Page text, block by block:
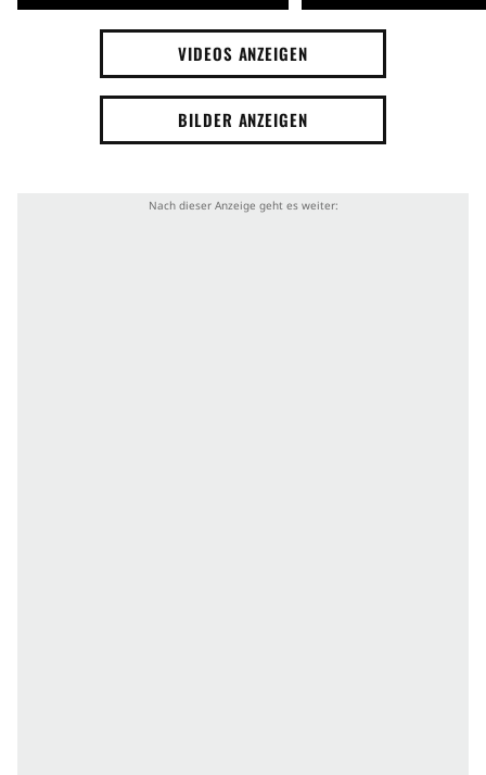
VIDEOS ANZEIGEN
BILDER ANZEIGEN